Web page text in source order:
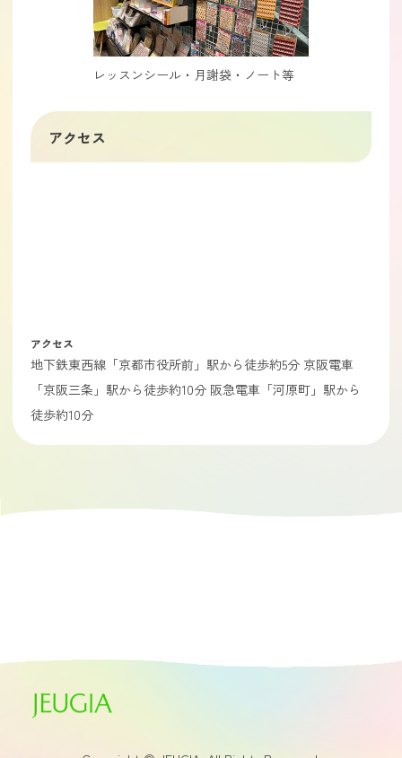
レッスンシール・月謝袋・ノート等
アクセス
アクセス
地下鉄東西線「京都市役所前」駅から徒歩約5分 京阪電車
「京阪三条」駅から徒歩約10分 阪急電車「河原町」駅から
徒歩約10分